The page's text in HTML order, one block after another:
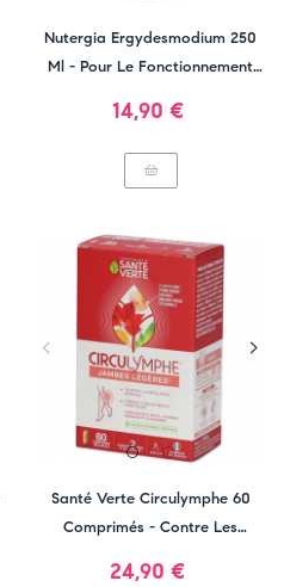
Nutergia Ergydesmodium 250
Ml - Pour Le Fonctionnement
Prix
14,90 €
Santé Verte Circulymphe 60
Comprimés - Contre Les
Prix
24,90 €